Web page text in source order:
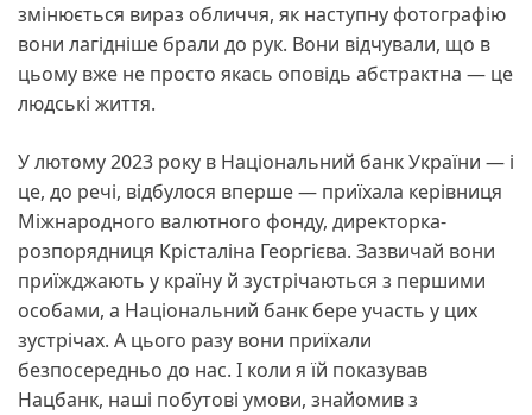
змінюється вираз обличчя, як наступну фотографію
вони лагідніше брали до рук. Вони відчували, що в
цьому вже не просто якась оповідь абстрактна — це
людські життя.
У лютому 2023 року в Національний банк України — і
це, до речі, відбулося вперше — приїхала керівниця
Міжнародного валютного фонду, директорка-
розпорядниця Крісталіна Георгієва. Зазвичай вони
приїжджають у країну й зустрічаються з першими
особами, а Національний банк бере участь у цих
зустрічах. А цього разу вони приїхали
безпосередньо до нас. І коли я їй показував
Нацбанк, наші побутові умови, знайомив з